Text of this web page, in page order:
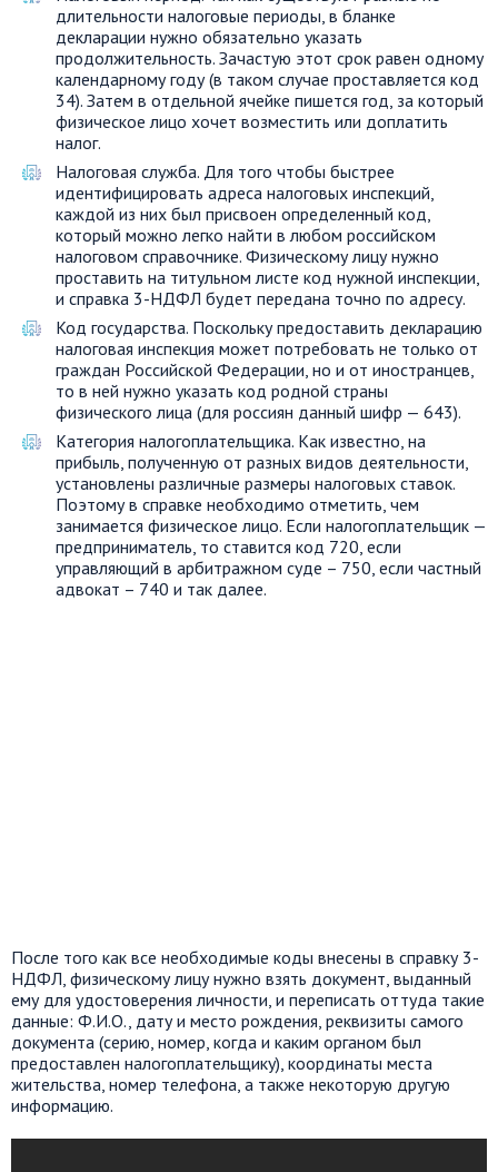
длительности налоговые периоды, в бланке
декларации нужно обязательно указать
продолжительность. Зачастую этот срок равен одному
календарному году (в таком случае проставляется код
34). Затем в отдельной ячейке пишется год, за который
физическое лицо хочет возместить или доплатить
налог.
Налоговая служба. Для того чтобы быстрее
идентифицировать адреса налоговых инспекций,
каждой из них был присвоен определенный код,
который можно легко найти в любом российском
налоговом справочнике. Физическому лицу нужно
проставить на титульном листе код нужной инспекции,
и справка 3-НДФЛ будет передана точно по адресу.
Код государства. Поскольку предоставить декларацию
налоговая инспекция может потребовать не только от
граждан Российской Федерации, но и от иностранцев,
то в ней нужно указать код родной страны
физического лица (для россиян данный шифр — 643).
Категория налогоплательщика. Как известно, на
прибыль, полученную от разных видов деятельности,
установлены различные размеры налоговых ставок.
Поэтому в справке необходимо отметить, чем
занимается физическое лицо. Если налогоплательщик —
предприниматель, то ставится код 720, если
управляющий в арбитражном суде – 750, если частный
адвокат – 740 и так далее.
После того как все необходимые коды внесены в справку 3-
НДФЛ, физическому лицу нужно взять документ, выданный
ему для удостоверения личности, и переписать оттуда такие
данные: Ф.И.О., дату и место рождения, реквизиты самого
документа (серию, номер, когда и каким органом был
предоставлен налогоплательщику), координаты места
жительства, номер телефона, а также некоторую другую
информацию.